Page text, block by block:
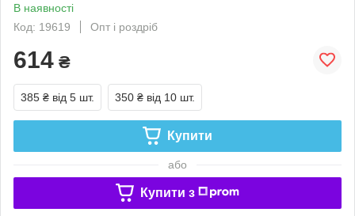
В наявності
Код: 19619
Опт і роздріб
614 ₴
385 ₴ від 5 шт. 350 ₴ від 10 шт.
Купити
або
Купити з